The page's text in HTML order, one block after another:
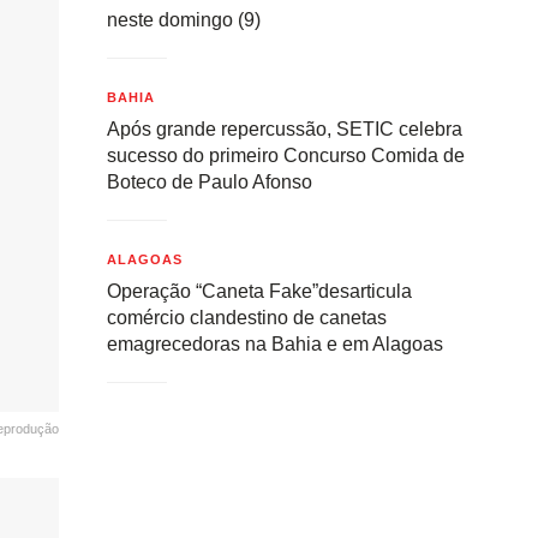
neste domingo (9)
BAHIA
Após grande repercussão, SETIC celebra
sucesso do primeiro Concurso Comida de
Boteco de Paulo Afonso
ALAGOAS
Operação “Caneta Fake”desarticula
comércio clandestino de canetas
emagrecedoras na Bahia e em Alagoas